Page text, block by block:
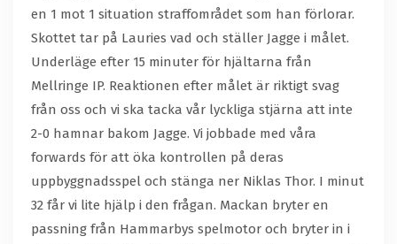
en 1 mot 1 situation straffområdet som han förlorar.
Skottet tar på Lauries vad och ställer Jagge i målet.
Underläge efter 15 minuter för hjältarna från
Mellringe IP. Reaktionen efter målet är riktigt svag
från oss och vi ska tacka vår lyckliga stjärna att inte
2-0 hamnar bakom Jagge. Vi jobbade med våra
forwards för att öka kontrollen på deras
uppbyggnadsspel och stänga ner Niklas Thor. I minut
32 får vi lite hjälp i den frågan. Mackan bryter en
passning från Hammarbys spelmotor och bryter in i